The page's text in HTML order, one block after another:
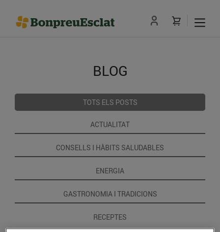
BLOG
TOTS ELS POSTS
ACTUALITAT
CONSELLS I HÀBITS SALUDABLES
ENERGIA
GASTRONOMIA I TRADICIONS
RECEPTES